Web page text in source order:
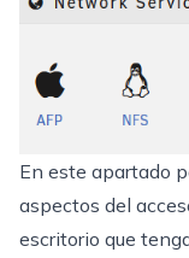
En este apartado
aspectos del
escritorio que